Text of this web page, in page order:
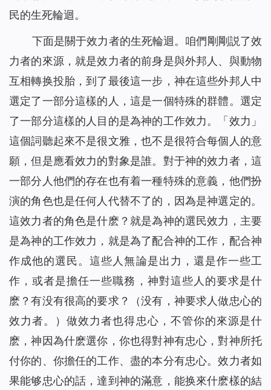
民的生死輪迴。
下面是關于效力者的生死輪迴。咱們剛剛説了效
力者的來源，就是效力者的前身是與外邦人、與動物
互相轉换投胎，到了最後這一步，神在這些外邦人中
選定了一部分這樣的人，這是一個特殊的群體。選定
了一部分這樣的人目的是為神的工作效力。「效力」
這個詞聽起來不是很文雅，也不是很符合每個人的意
願，但是應看效力的對象是誰。對于神的效力者，這
一部分人他們的存在也有着一種特殊的意義，他們扮
演的角色也是任何人代替不了的，因為是神選定的。
這效力者的角色是什麽？就是為神的選民效力，主要
是為神的工作效力，就是為了配合神的工作，配合神
作成他的選民。這些人無論是出力，還是作一些工
作，或者是擔任一些職務，神對這些人的要求是什
麽？有没有很高的要求？（没有，神要求人做忠心的
效力者。）做效力者也得忠心，不管你的來源是什
麽，神因為什麽選你，你也得對神有忠心，對神所托
付你的、你擔任的工作、盡的本分有忠心。效力者如
果能够忠心的話，達到神的滿意，能换來什麽樣的結